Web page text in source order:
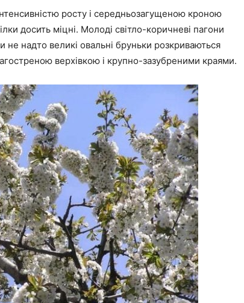
росту і середньозагущеною кроною
досить міцні. Молоді світло-коричневі пагони
надто великі овальні бруньки розкриваються
верхівкою і крупно-зазубреними краями.